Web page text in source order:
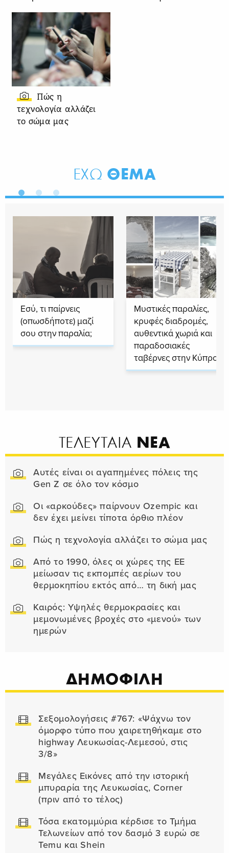
Πώς η
τεχνολογία αλλάζει
το σώμα μας
ΕΧΩ ΘΕΜΑ
Εσύ, τι παίρνεις
(οπωσδήποτε) μαζί
σου στην παραλία;
Μυστικές παραλίες,
κρυφές διαδρομές,
αυθεντικά χωριά και
παραδοσιακές
ταβέρνες στην Κύπρο
ΤΕΛΕΥΤΑΙΑ ΝΕΑ
Αυτές είναι οι αγαπημένες πόλεις της
Gen Z σε όλο τον κόσμο
Οι «αρκούδες» παίρνουν Ozempic και
δεν έχει μείνει τίποτα όρθιο πλέον
Πώς η τεχνολογία αλλάζει το σώμα μας
Από το 1990, όλες οι χώρες της ΕΕ
μείωσαν τις εκπομπές αερίων του
θερμοκηπίου εκτός από… τη δική μας
Καιρός: Υψηλές θερμοκρασίες και
μεμονωμένες βροχές στο «μενού» των
ημερών
ΔΗΜΟΦΙΛΗ
Σεξομολογήσεις #767: «Ψάχνω τον
όμορφο τύπο που χαιρετηθήκαμε στο
highway Λευκωσίας-Λεμεσού, στις
3/8»
Μεγάλες Εικόνες από την ιστορική
μπυραρία της Λευκωσίας, Corner
(πριν από το τέλος)
Τόσα εκατομμύρια κέρδισε το Τμήμα
Τελωνείων από τον δασμό 3 ευρώ σε
Temu και Shein